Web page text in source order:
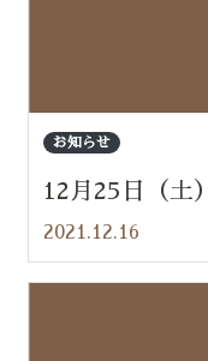
お知らせ
12月25日（土
2021.12.16